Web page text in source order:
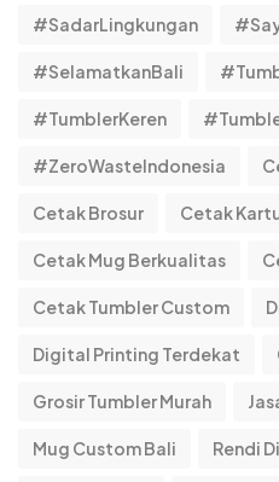
#SadarLingkungan
#SelamatkanBali
#TumblerKeren
#ZeroWasteIndonesia
Cetak Brosur Cetak
Cetak Mug Berkualitas
Cetak Tumbler Custom
Digital Printing Terdekat
Grosir Tumbler Murah
Mug Custom Bali Rendi